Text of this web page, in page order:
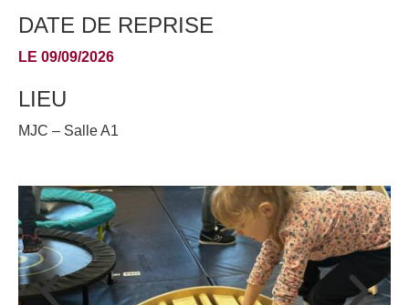
DATE DE REPRISE
LE 09/09/2026
LIEU
MJC – Salle A1